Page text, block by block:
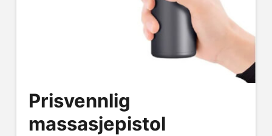
Prisvennlig
massasjepistol